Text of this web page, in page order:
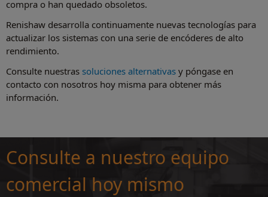
compra o han quedado obsoletos.
Renishaw desarrolla continuamente nuevas tecnologías para
actualizar los sistemas con una serie de encóderes de alto
rendimiento.
Consulte nuestras soluciones alternativas y póngase en
contacto con nosotros hoy misma para obtener más
información.
Consulte a nuestro equipo
comercial hoy mismo